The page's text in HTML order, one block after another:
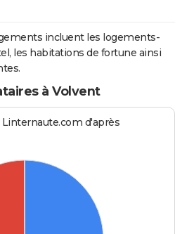
incluent les logements-
les habitations de fortune ainsi
à Volvent
d'après